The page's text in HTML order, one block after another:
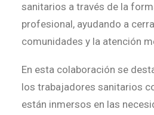
sanitarios a través de la
profesional, ayudando a
comunidades y la atención
En esta colaboración se
los trabajadores sanitarios
están inmersos en las